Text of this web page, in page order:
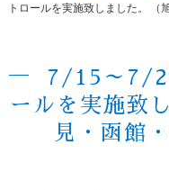
トロールを実施致しました。 （
7/15～7/
ールを実施致
見・函館